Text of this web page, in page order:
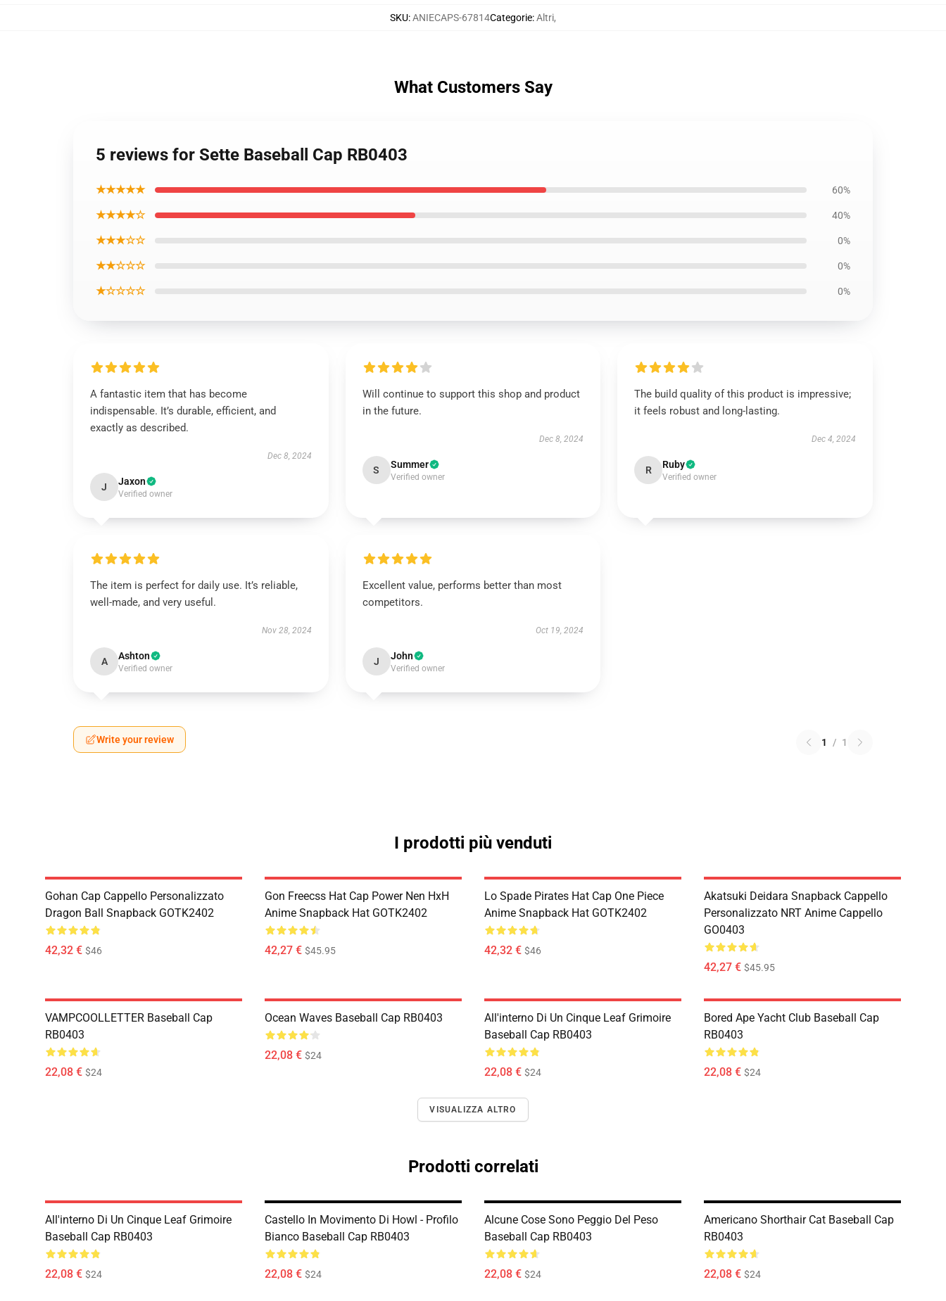
SKU:ANIECAPS-67814Categorie:Altri,
What Customers Say
5 reviews for Sette Baseball Cap RB0403
★★★★★ 60%
★★★★☆ 40%
★★★☆☆ 0%
★★☆☆☆ 0%
★☆☆☆☆ 0%
A fantastic item that has become
indispensable. It’s durable, efficient, and
exactly as described.
Dec 8, 2024
J Jaxon
Verified owner
Will continue to support this shop and product
in the future.
Dec 8, 2024
S Summer
Verified owner
The build quality of this product is impressive;
it feels robust and long-lasting.
Dec 4, 2024
R Ruby
Verified owner
The item is perfect for daily use. It’s reliable,
well-made, and very useful.
Nov 28, 2024
A Ashton
Verified owner
Excellent value, performs better than most
competitors.
Oct 19, 2024
J John
Verified owner
Write your review 1 / 1
I prodotti più venduti
Gohan Cap Cappello Personalizzato
Dragon Ball Snapback GOTK2402
42,32 € $46
Gon Freecss Hat Cap Power Nen HxH
Anime Snapback Hat GOTK2402
42,27 € $45.95
Lo Spade Pirates Hat Cap One Piece
Anime Snapback Hat GOTK2402
42,32 € $46
Akatsuki Deidara Snapback Cappello
Personalizzato NRT Anime Cappello
GO0403
42,27 € $45.95
VAMPCOOLLETTER Baseball Cap
RB0403
22,08 € $24
Ocean Waves Baseball Cap RB0403
22,08 € $24
All'interno Di Un Cinque Leaf Grimoire
Baseball Cap RB0403
22,08 € $24
Bored Ape Yacht Club Baseball Cap
RB0403
22,08 € $24
VISUALIZZA ALTRO
Prodotti correlati
All'interno Di Un Cinque Leaf Grimoire
Baseball Cap RB0403
22,08 € $24
Castello In Movimento Di Howl - Profilo
Bianco Baseball Cap RB0403
22,08 € $24
Alcune Cose Sono Peggio Del Peso
Baseball Cap RB0403
22,08 € $24
Americano Shorthair Cat Baseball Cap
RB0403
22,08 € $24